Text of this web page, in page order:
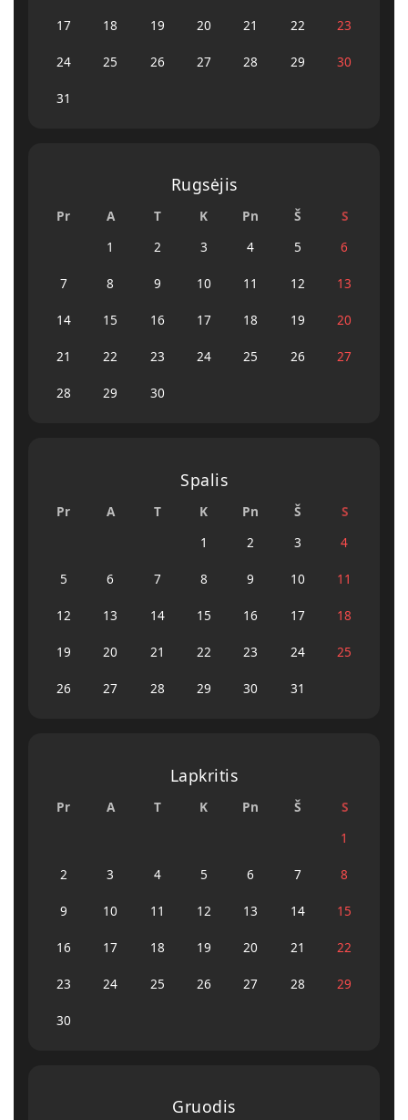
17 18 19 20 21 22 23
24 25 26 27 28 29 30
31
Rugsėjis
Pr A T K Pn Š
S
1
2 3 4 5 6
7 8 9 10 11 12 13
14 15 16 17 18 19 20
21 22 23 24 25 26 27
28 29 30
Spalis
Pr A T K Pn Š
S
1
2 3 4
5 6 7 8 9 10 11
12 13 14 15 16 17 18
19 20 21 22 23 24 25
26 27 28 29 30 31
Lapkritis
Pr A T K Pn Š
S
1
2 3 4 5 6 7 8
9 10 11 12 13 14 15
16 17 18 19 20 21 22
23 24 25 26 27 28 29
30
Gruodis